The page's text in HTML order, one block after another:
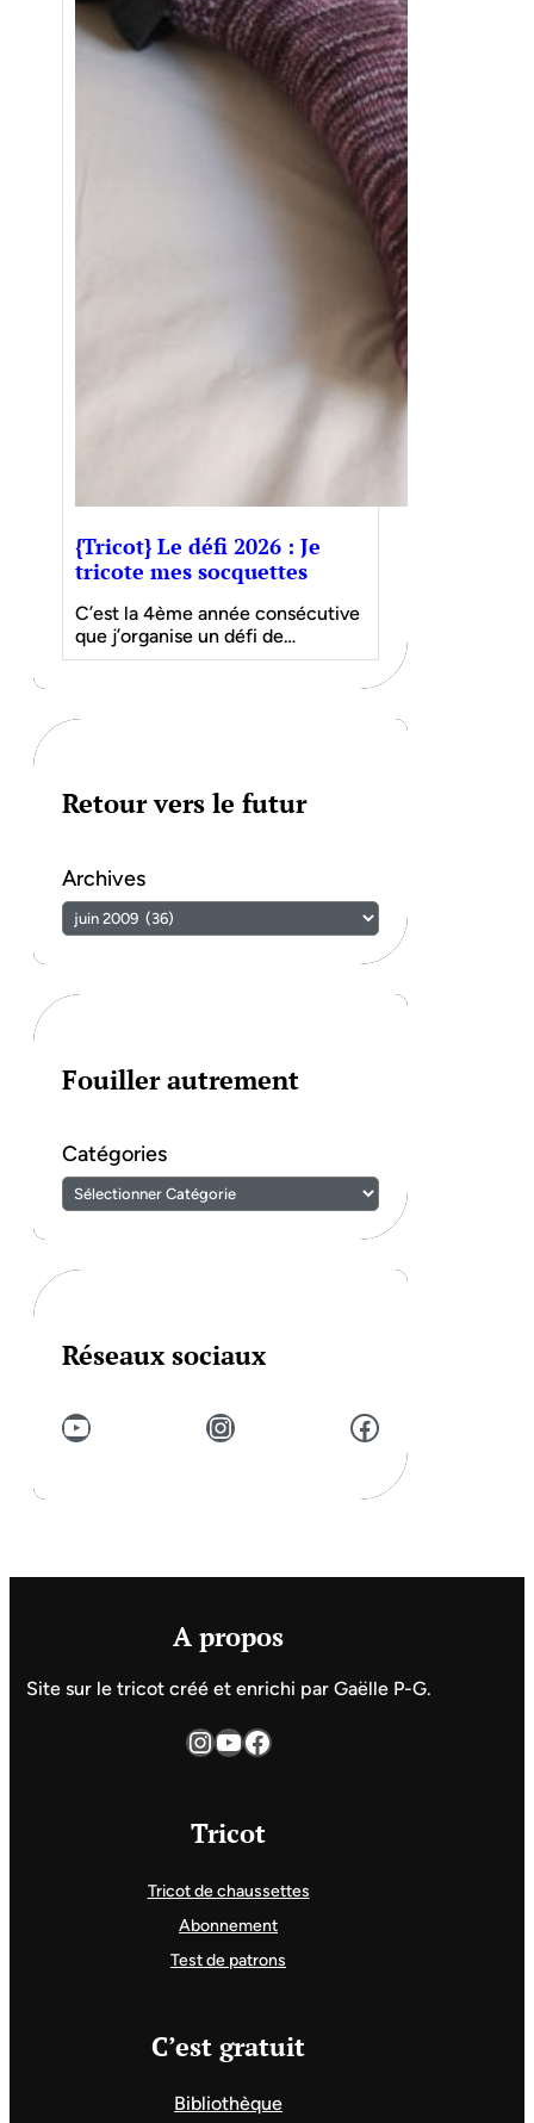
{Tricot} Le défi 2026 : Je
tricote mes socquettes
C’est la 4ème année consécutive
que j’organise un défi de…
Retour vers le futur
Archives
Fouiller autrement
Catégories
Réseaux sociaux
YouTube Instagram Facebook
A propos
Site sur le tricot créé et enrichi par Gaëlle P-G.
InstagramYouTube Facebook
Tricot
Tricot de chaussettes
Abonnement
Test de patrons
C’est gratuit
Bibliothèque